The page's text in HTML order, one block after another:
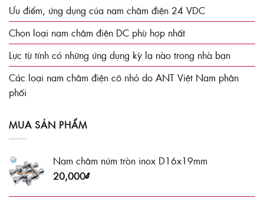
Ưu điểm, ứng dụng của nam châm điện 24 VDC
Chọn loại nam châm điện DC phù hợp nhất
Lực từ tính có những ứng dụng kỳ lạ nào trong nhà bạn
Các loại nam châm điện cỡ nhỏ do ANT Việt Nam phân
phối
MUA SẢN PHẨM
Nam châm núm tròn inox D16x19mm
20,000₫